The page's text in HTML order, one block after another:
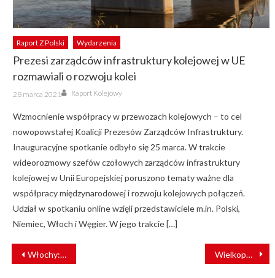
Raport Z Polski Wydarzenia
Prezesi zarządców infrastruktury kolejowej w UE
rozmawiali o rozwoju kolei
Posted
on
28 marca 2021 Author
Raport Kolejowy
Wzmocnienie współpracy w przewozach kolejowych – to cel
nowopowstałej Koalicji Prezesów Zarządców Infrastruktury.
Inauguracyjne spotkanie odbyło się 25 marca. W trakcie
wideorozmowy szefów czołowych zarządców infrastruktury
kolejowej w Unii Europejskiej poruszono tematy ważne dla
współpracy międzynarodowej i rozwoju kolejowych połączeń.
Udział w spotkaniu online wzięli przedstawiciele m.in. Polski,
Niemiec, Włoch i Węgier. W jego trakcie […]
NAWIGACJA
WPISU
Włochy: NAS skontrolowało pojazdy transportu publicznego pod kątem koronawirusa Wielkopolska: samochód wjechał pod pociąg